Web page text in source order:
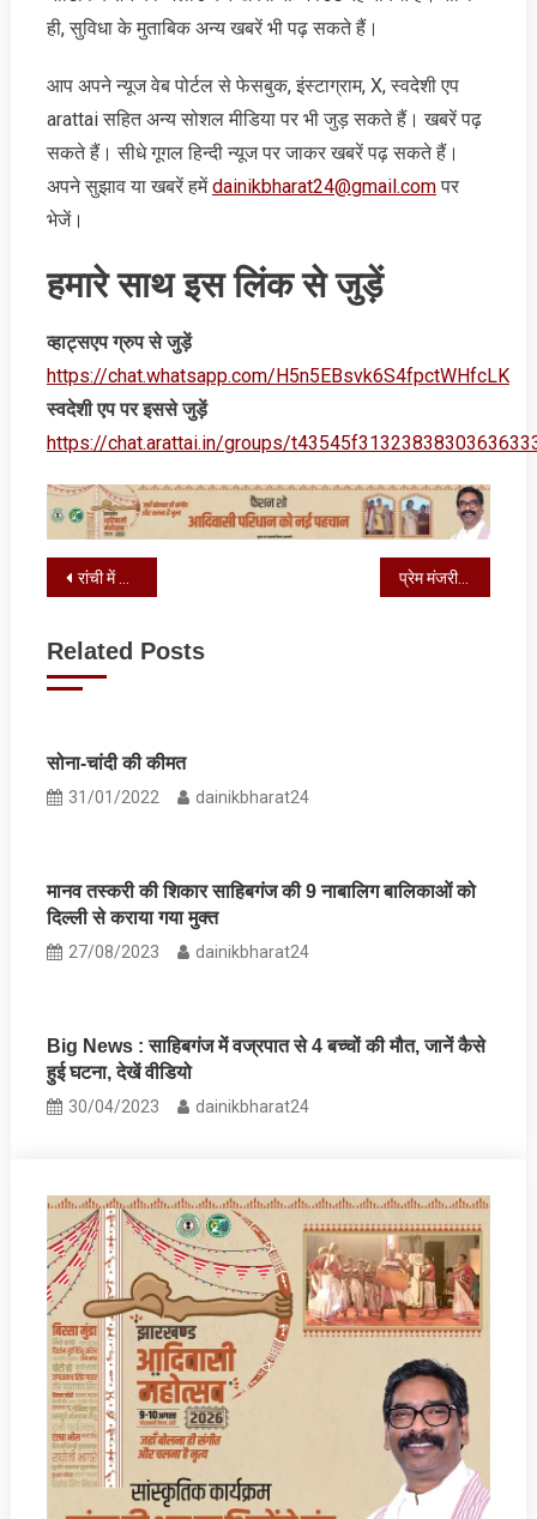
ही, सुविधा के मुताबिक अन्‍य खबरें भी पढ़ सकते हैं।
आप अपने न्‍यूज वेब पोर्टल से फेसबुक, इंस्‍टाग्राम, X, स्‍वदेशी एप
arattai सहित अन्‍य सोशल मीडिया पर भी जुड़ सकते हैं। खबरें पढ़
सकते हैं। सीधे गूगल हिन्‍दी न्‍यूज पर जाकर खबरें पढ़ सकते हैं।
अपने सुझाव या खबरें हमेंdainikbharat24@gmail.comपर
भेजें।
हमारे साथ इस लिंक से जुड़ें
व्‍हाट्सएप ग्रुप से जुड़ें
https://chat.whatsapp.com/H5n5EBsvk6S4fpctWHfcLK
स्‍वदेशी एप पर इससे जुड़ें
https://chat.arattai.in/groups/
Post
रांची में ट्रैफिक जाम से राहत के लिए बड़े फैसले, कई जगह होंगे बदलाव प्रेम मंजरी उच्च विद्यालय की टॉपर बनी रोशनी कुमारी
Related Posts
सोना-चांदी की कीमत
31/01/2022 dainikbharat24
मानव तस्करी की शिकार साहि‍बगंज की 9 नाबालिग बालिकाओं को
दिल्ली से कराया गया मुक्त
27/08/2023 dainikbharat24
Big News : साहिबगंज में वज्रपात से 4 बच्‍चों की मौत, जानें कैसे
हुई घटना, देखें वीडियो
30/04/2023 dainikbharat24